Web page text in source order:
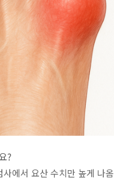
?
에서 요산 수치만 높게 나옴